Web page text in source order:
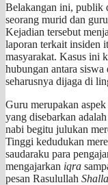
Belakangan ini, publik
seorang murid dan
Kejadian tersebut
laporan terkait insiden
masyarakat. Kasus ini
hubungan antara
seharusnya dijaga di
Guru merupakan
yang disebarkan
nabi begitu julukan
Tinggi kedudukan
saudaraku para
mengajarkan iqra
pesan Rasulullah